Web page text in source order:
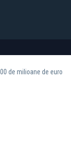
de milioane de euro